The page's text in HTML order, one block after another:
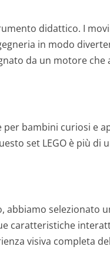
didattico. I
in modo
da un motore che
per bambini curiosi e
set LEGO è più di
abbiamo selezionato
caratteristiche
visiva completa